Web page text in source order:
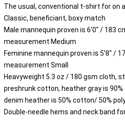
The usual, conventional t-shirt for on
Classic, beneficiant, boxy match
Male mannequin proven is 6'0" / 183
measurement Medium
Feminine mannequin proven is 5'8" /
measurement Small
Heavyweight 5.3 oz / 180 gsm cloth,
preshrunk cotton, heather gray is
denim heather is 50% cotton/ 50%
Double-needle hems and neck band